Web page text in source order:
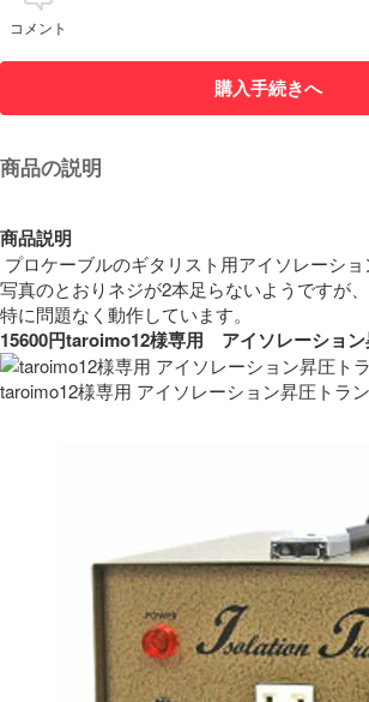
コメント
購入手続きへ
商品の説明
商品説明
プロケーブルのギタリスト用アイソレーシ
写真のとおりネジが2本足らないようですが、
15600円taroimo12様専用　アイソレーショ
taroimo12様専用 アイソレーション昇圧トラ